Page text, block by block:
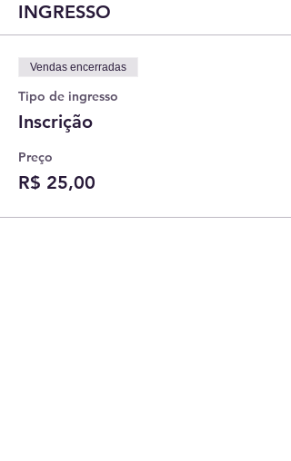
INGRESSO
Vendas encerradas
Tipo de ingresso
Inscrição
Preço
R$ 25,00